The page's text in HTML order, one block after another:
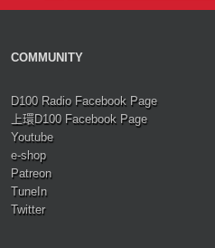
COMMUNITY
D100 Radio Facebook Page
上環D100 Facebook Page
Youtube
e-shop
Patreon
TuneIn
Twitter